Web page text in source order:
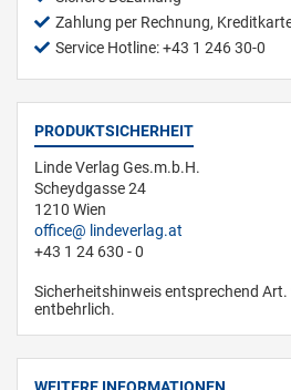
Zahlung per Rechnung,
Service Hotline: +43 1 246 30-0
PRODUKTSICHERHEIT
Linde Verlag Ges.m.b.H.
Scheydgasse 24
1210 Wien
office
lindeverlag.at
+43 1 24 630 - 0
Sicherheitshinweis entsprechend Art.
entbehrlich.